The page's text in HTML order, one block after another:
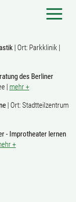
| Ort: Parkklinik |
des Berliner
| mehr +
| Ort: Stadtteilzentrum
- Improtheater lernen
+